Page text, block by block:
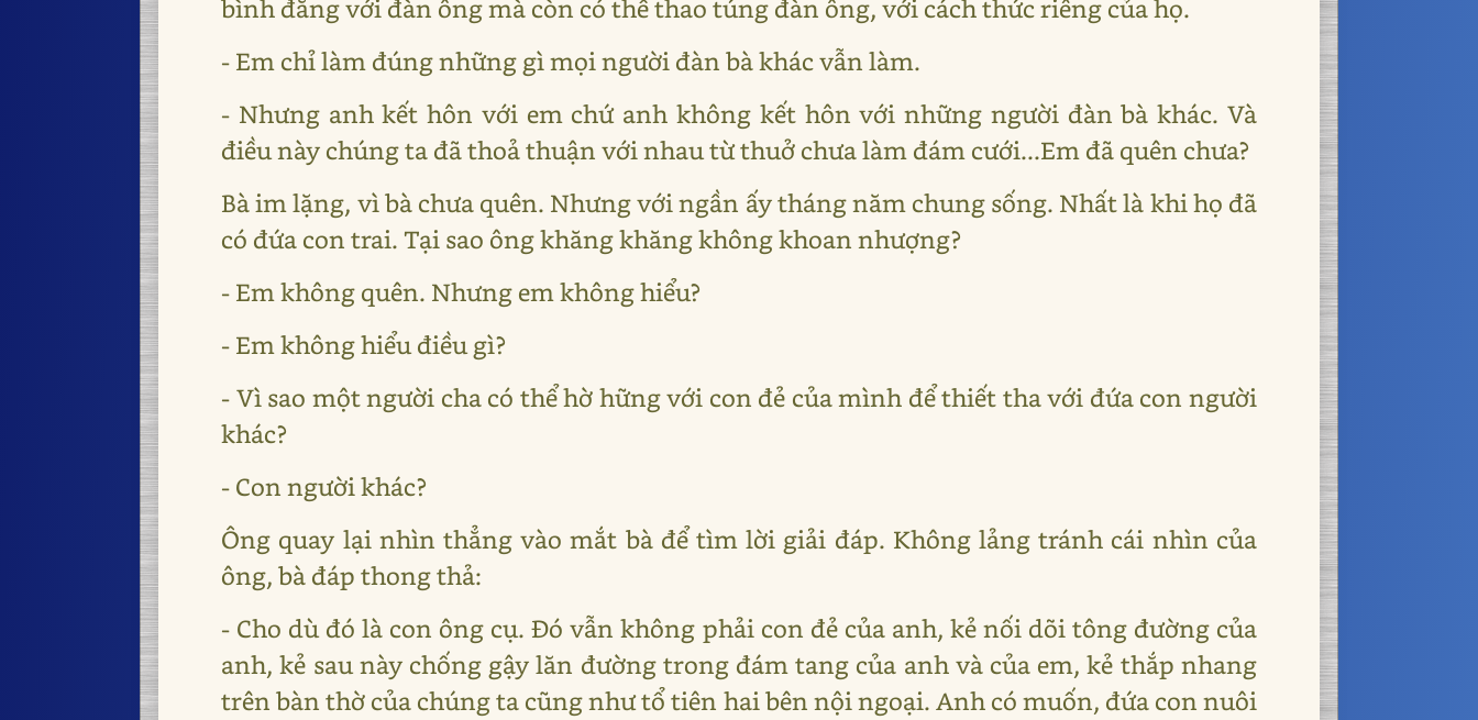
bình đẳng với đàn ông mà còn có thể thao túng đàn ông, với cách thức riêng của họ.
- Em chỉ làm đúng những gì mọi người đàn bà khác vẫn làm.
- Nhưng anh kết hôn với em chứ anh không kết hôn với những người đàn bà khác. Và
điều này chúng ta đã thoả thuận với nhau từ thuở chưa làm đám cưới...Em đã quên chưa?
Bà im lặng, vì bà chưa quên. Nhưng với ngần ấy tháng năm chung sống. Nhất là khi họ đã
có đứa con trai. Tại sao ông khăng khăng không khoan nhượng?
- Em không quên. Nhưng em không hiểu?
- Em không hiểu điều gì?
- Vì sao một người cha có thể hờ hững với con đẻ của mình để thiết tha với đứa con người
khác?
- Con người khác?
Ông quay lại nhìn thẳng vào mắt bà để tìm lời giải đáp. Không lảng tránh cái nhìn của
ông, bà đáp thong thả:
- Cho dù đó là con ông cụ. Đó vẫn không phải con đẻ của anh, kẻ nối dõi tông đường của
anh, kẻ sau này chống gậy lăn đường trong đám tang của anh và của em, kẻ thắp nhang
trên bàn thờ của chúng ta cũng như tổ tiên hai bên nội ngoại. Anh có muốn, đứa con nuôi